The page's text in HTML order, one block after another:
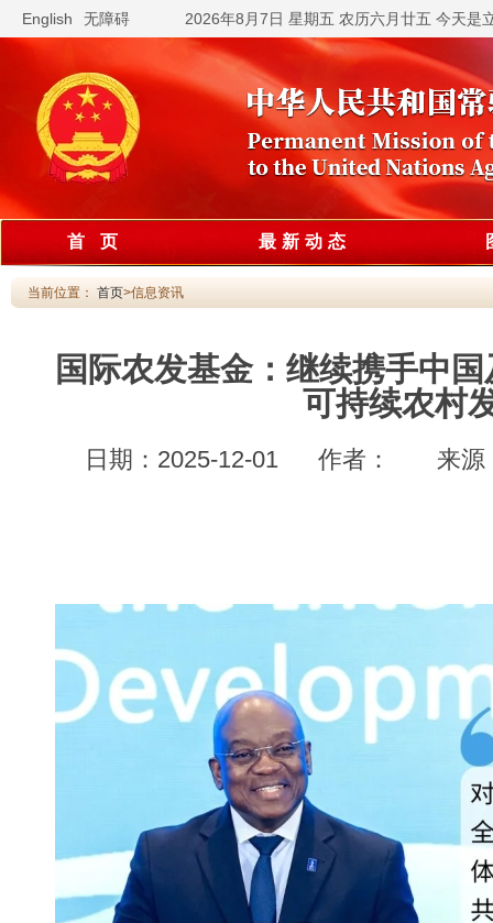
English 无障碍 2026年8月7日 星期五 农历六月廿五 今天是
首 页 最新动态
当前位置： 首页>信息资讯
国际农发基金：继续携手中
可持续农村
日期：2025-12-01 作者： 来源